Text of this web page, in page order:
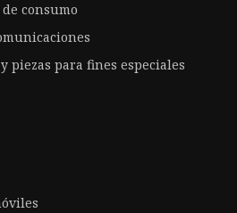
consumo
piezas para fines especiales